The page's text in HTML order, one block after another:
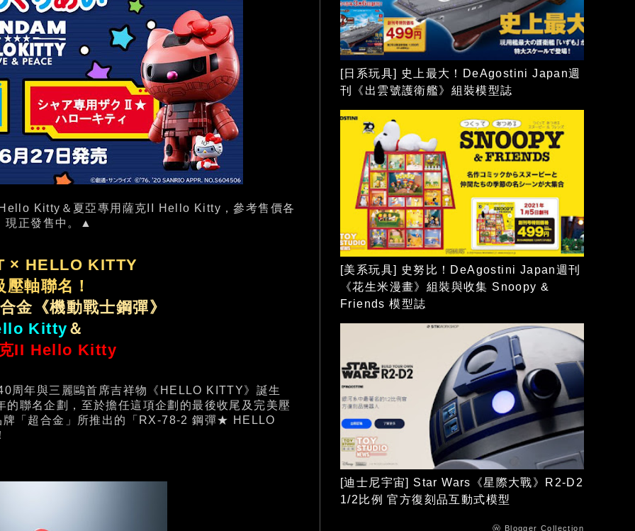
Kitty＆夏亞專用薩克II Hello Kitty，參考售價各
現正發售中。▲
× HELLO KITTY
軸聯名！
《機動戰士鋼彈》
Kitty ＆
II Hello Kitty
年與三麗鷗首席吉祥物《HELLO KITTY》誕生
聯名企劃，至於擔任這項企劃的最後收尾及完美壓
「超合金」所推出的「RX-78-2 鋼彈★ HELLO
[日系玩具] 史上最大！DeAgostini Japan週
刊《出雲號護衛艦》組裝模型誌
[美系玩具] 史努比！DeAgostini Japan週刊
《花生米漫畫》組裝與收集 Snoopy &
Friends 模型誌
[迪士尼宇宙] Star Wars《星際大戰》R2-D2
1/2比例 官方復刻品互動式模型
ⓦ Blogger Collection